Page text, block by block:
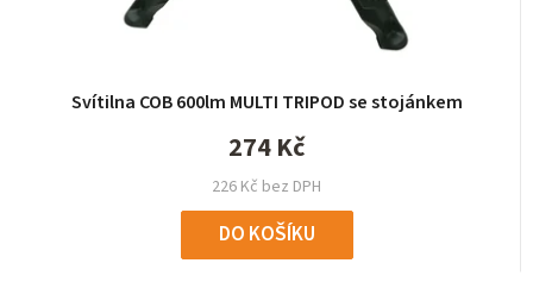
Svítilna COB 600lm MULTI TRIPOD se stojánkem
226 Kč bez DPH
274 Kč
DO KOŠÍKU